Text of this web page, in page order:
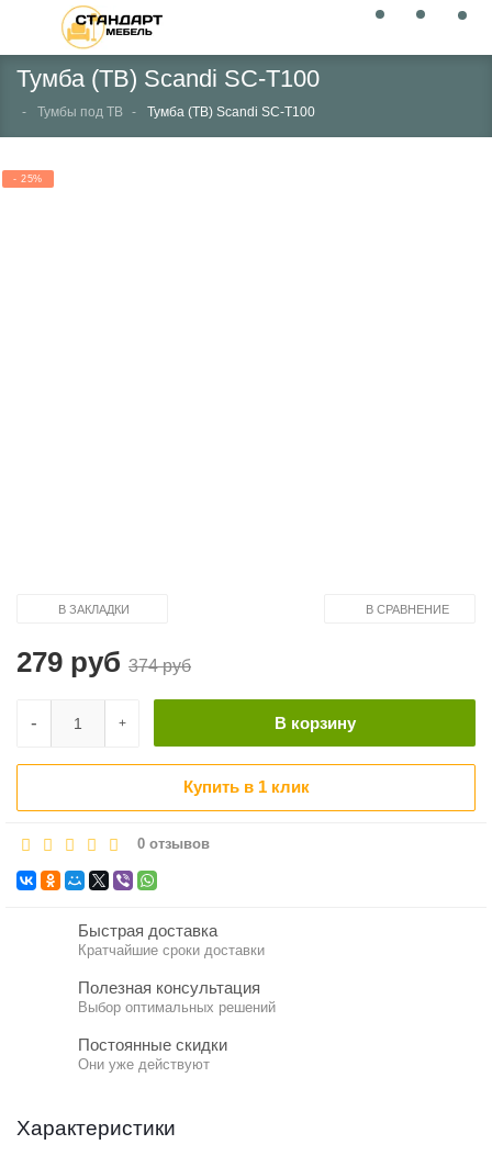
Тумба (ТВ) Scandi SC-Т100
Тумбы под ТВ Тумба (ТВ) Scandi SC-Т100
- 25%
В ЗАКЛАДКИ В СРАВНЕНИЕ
279 руб 374 руб
+
- В корзину
Купить в 1 клик
0 отзывов
Быстрая доставка
Кратчайшие сроки доставки
Полезная консультация
Выбор оптимальных решений
Постоянные скидки
Они уже действуют
Характеристики